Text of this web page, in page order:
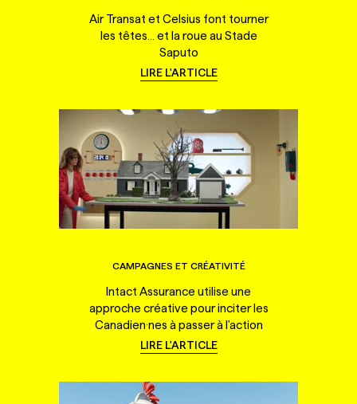
Air Transat et Celsius font tourner
les têtes... et la roue au Stade
Saputo
LIRE L'ARTICLE
CAMPAGNES ET CRÉATIVITÉ
Intact Assurance utilise une
approche créative pour inciter les
Canadien·nes à passer à l'action
LIRE L'ARTICLE